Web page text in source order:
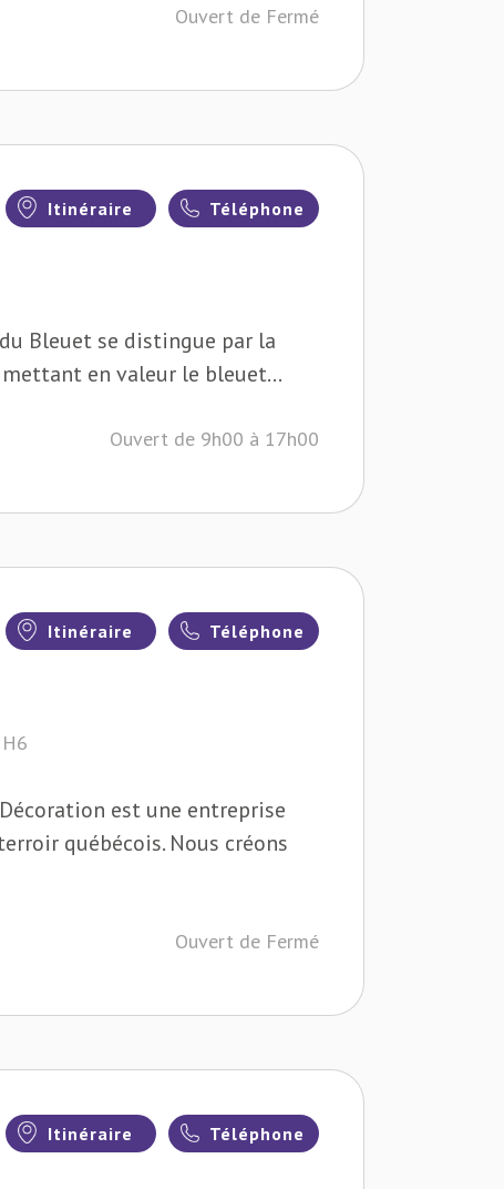
Ouvert de Fermé
Téléphone
Itinéraire
Bleuet se distingue par la
en valeur le bleuet...
Ouvert de 9h00 à 17h00
Téléphone
Itinéraire
est une entreprise
québécois. Nous créons
Ouvert de Fermé
Téléphone
Itinéraire